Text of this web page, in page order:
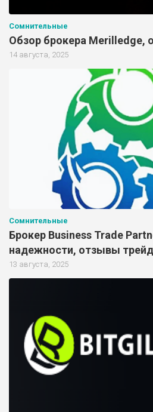
Сомнительные
Обзор брокера Merilledge,
14 августа, 2025
Сомнительные
Брокер Business Trade
надежности, отзывы
13 августа, 2025